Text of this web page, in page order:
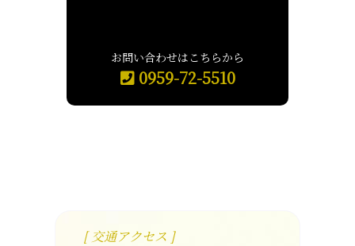
お問い合わせはこちらから
0959-72-5510
[ 交通アクセス ]